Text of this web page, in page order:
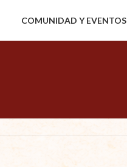
COMUNIDAD Y EVENTOS